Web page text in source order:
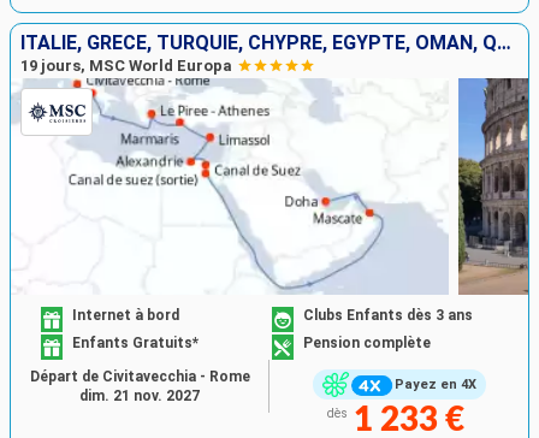
ITALIE, GRÈCE, TURQUIE, CHYPRE, EGYPTE, OMAN, QATAR
19 jours, MSC World Europa
Payez en 4X
Internet à bord
Clubs Enfants dès 3 ans
Enfants Gratuits*
Pension complète
dès 1 233 €
Départ de Civitavecchia - Rome
dim. 21 nov. 2027